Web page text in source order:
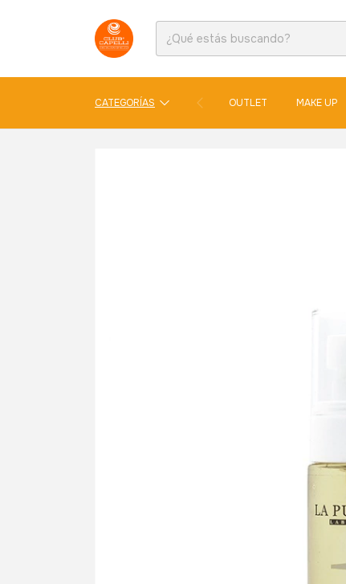
CATEGORÍAS OUTLET MAKE UP